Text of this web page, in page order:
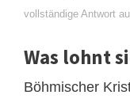
vollständige Antwort
Was lohnt
Böhmischer